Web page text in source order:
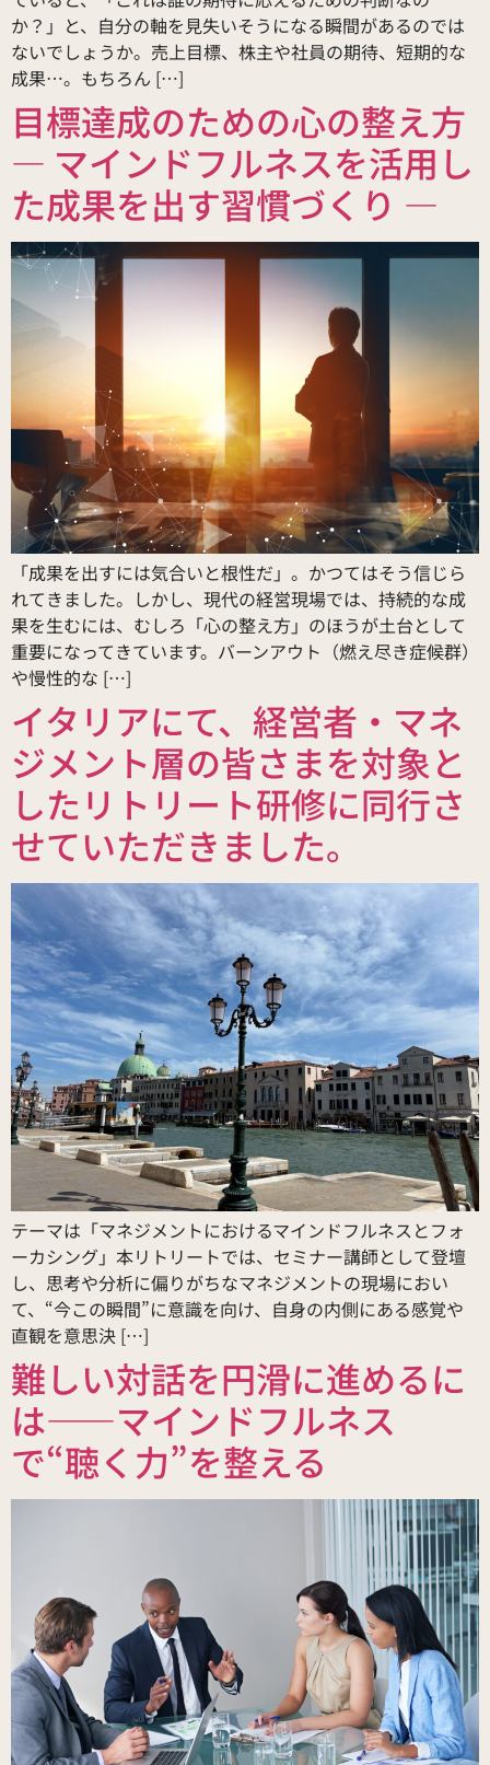
か？」と、自分の軸を見失いそうになる瞬間があるのでは
ないでしょうか。売上目標、株主や社員の期待、短期的な
成果…。もちろん […]
目標達成のための心の整え方
― マインドフルネスを活用し
た成果を出す習慣づくり ―
「成果を出すには気合いと根性だ」。かつてはそう信じら
れてきました。しかし、現代の経営現場では、持続的な成
果を生むには、むしろ「心の整え方」のほうが土台として
重要になってきています。バーンアウト（燃え尽き症候群）
や慢性的な […]
イタリアにて、経営者・マネ
ジメント層の皆さまを対象と
したリトリート研修に同行さ
せていただきました。
テーマは「マネジメントにおけるマインドフルネスとフォ
ーカシング」本リトリートでは、セミナー講師として登壇
し、思考や分析に偏りがちなマネジメントの現場におい
て、“今この瞬間”に意識を向け、自身の内側にある感覚や
直観を意思決 […]
難しい対話を円滑に進めるに
は——マインドフルネス
で“聴く力”を整える